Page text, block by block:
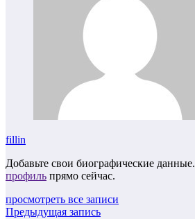
fillin
Добавьте свои биографические данные.
профиль прямо сейчас.
просмотреть все записи
Предыдущая запись